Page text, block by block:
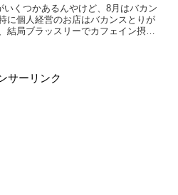
くつかあるんやけど、8月はバカン
に個人経営のお店はバカンスとりが
結局ブラッスリーでカフェイン摂取
サーリンク